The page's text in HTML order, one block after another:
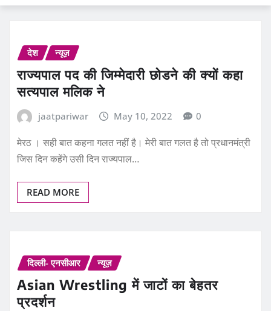
देश न्यूज़
राज्यपाल पद की जिम्मेदारी छोडने की क्यों कहा
सत्यपाल मलिक ने
jaatpariwar May 10, 2022 0
मेरठ । सही बात कहना गलत नहीं है। मेरी बात गलत है तो प्रधानमंत्री
जिस दिन कहेंगे उसी दिन राज्यपाल…
READ MORE
दिल्ली- एनसीआर न्यूज़
Asian Wrestling में जाटों का बेहतर
प्रदर्शन